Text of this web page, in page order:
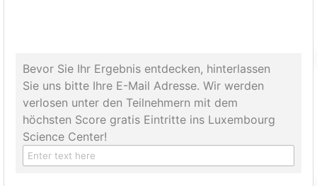
Bevor Sie Ihr Ergebnis entdecken, hinterlassen
Sie uns bitte Ihre E-Mail Adresse. Wir werden
verlosen unter den Teilnehmern mit dem
höchsten Score gratis Eintritte ins Luxembourg
Science Center!